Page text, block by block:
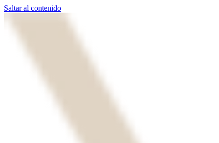
Saltar al contenido